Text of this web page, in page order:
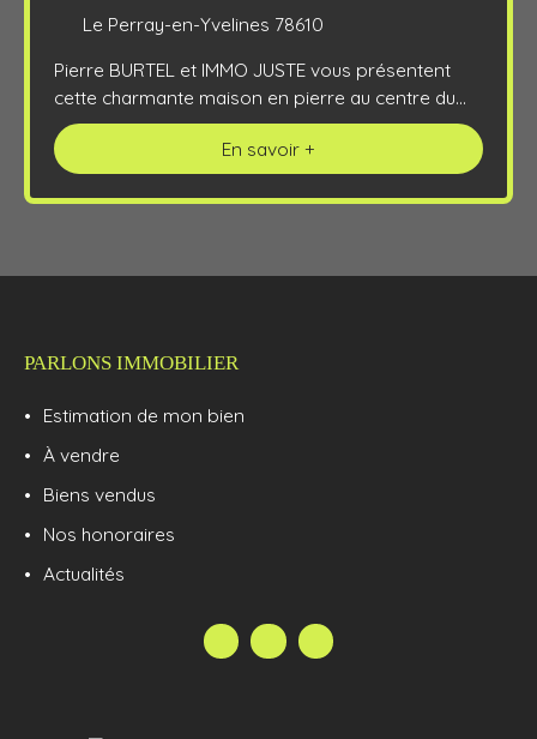
Le Perray-en-Yvelines 78610
Pierre BURTEL et IMMO JUSTE vous présentent
cette charmante maison en pierre au centre du
Perray avec toutes les commodités (centre
commercial, boulangerie, écoles, bus pour la
gare,... ). Au RDC : salle à manger, séjour avec
cheminée, cuisine et cellier, salle de bain avec WC,
BURTEL, agent commercial immatriculé au RSAC
En savoir +
PARLONS IMMOBILIER
Estimation de mon bien
À vendre
Biens vendus
Nos honoraires
Actualités